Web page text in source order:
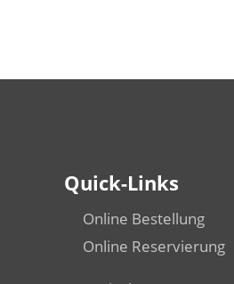
Quick-Links
Online Bestellung
Online Reservierung